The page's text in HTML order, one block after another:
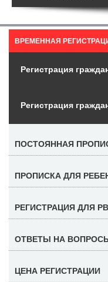
ВРЕМЕННАЯ
Регистрация
Регистрация
ПОСТОЯННАЯ
ПРОПИСКА ДЛЯ
РЕГИСТРАЦИЯ ДЛЯ
ОТВЕТЫ НА
ЦЕНА РЕГИСТРАЦИИ